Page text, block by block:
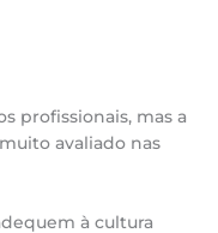
profissionais, mas a
avaliado nas
à cultura